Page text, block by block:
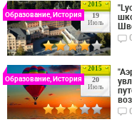
2015
19
Июль
Образование, История
2015
20
Июль
Образование, История